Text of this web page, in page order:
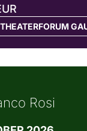
THEATERFORUM
Rosi